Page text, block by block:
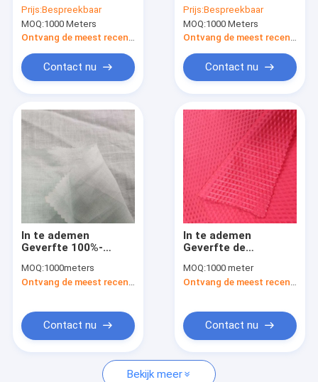
Producten
Ongeveer ons
Fabrieksreis
Kwaliteitscontrole
Nieuws
Gevallen
Verzoek om een Citaat
Openluchtjasje
Bestand met
Vergulde Gouden
Prijs:Bespreekbaar
MOQ:1000 Meters
Ontvang de meest recente Prijs
Contact nu
Waterdichte
Elastaan ​​Taslan Stof
Prijs:Bespreekbaar
MOQ:1000 Meters
Ontvang de meest recente Prijs
Contact nu
In te ademen
Geverfte 100%-
140cm Dunne
Uitstekende
MOQ:1000meters
Contact nu
In te ademen
Geverfte de
Polyester voor
Kledingskleding 98G
MOQ:1000 meter
Contact nu
Bekijk meer